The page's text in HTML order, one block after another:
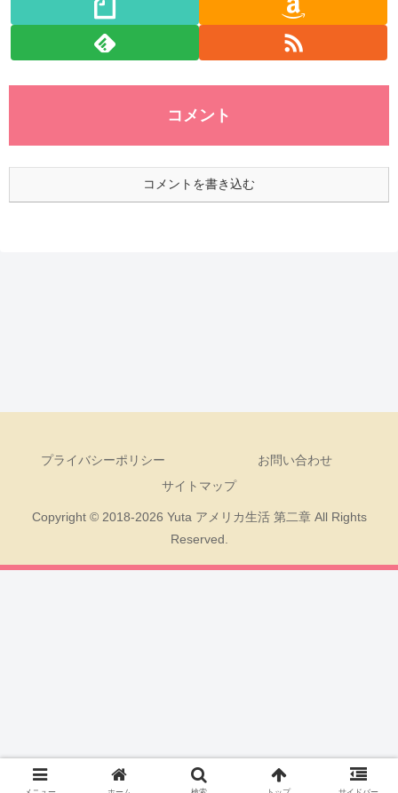
コメント
コメントを書き込む
プライバシーポリシー
お問い合わせ
サイトマップ
Copyright © 2018-2026 Yuta アメリカ生活 第二章 All Rights
Reserved.